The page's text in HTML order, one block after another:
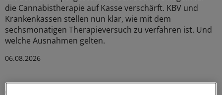
die Cannabistherapie auf Kasse verschärft. KBV und
Krankenkassen stellen nun klar, wie mit dem
sechsmonatigen Therapieversuch zu verfahren ist. Und
welche Ausnahmen gelten.
06.08.2026